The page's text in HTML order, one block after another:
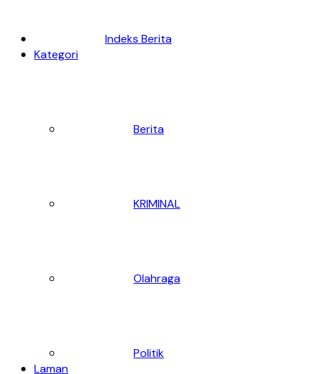
Indeks Berita
Kategori
Berita
KRIMINAL
Olahraga
Politik
Laman